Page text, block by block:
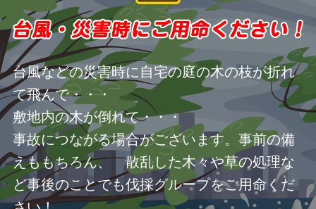
台風などの災害時に自宅の庭の木の枝が折れ
て飛んで・・・
敷地内の木が倒れて・・・
事故につながる場合がございます。事前の備
えももちろん、 散乱した木々や草の処理な
ど事後のことでも伐採グループをご用命くだ